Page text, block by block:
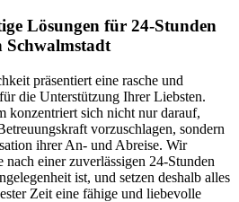
Lösungen für 24-Stunden
Schwalmstadt
präsentiert eine rasche und
die Unterstützung Ihrer Liebsten.
konzentriert sich nicht nur darauf,
vorzuschlagen, sondern
ihrer An- und Abreise. Wir
nach einer zuverlässigen 24-Stunden
ist, und setzen deshalb alles
Zeit eine fähige und liebevolle